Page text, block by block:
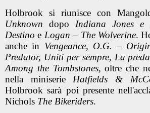
Holbrook si riunisce con
Unknown dopo Indiana Jones
Destinoe Logan – The Wolverine.
anche in Vengeance, O.G. –
Predator, Uniti per sempre, La
Among the Tombstones, oltre che
nella miniserieHatfields &
Holbrook sarà poi presente
Nichols The Bikeriders.